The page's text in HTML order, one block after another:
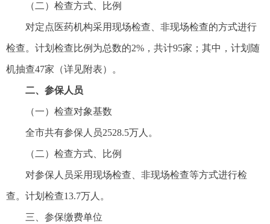
（二）检查方式、比例
对定点医药机构采用现场检查、非现场检查的方式进行
检查。计划检查比例为总数的2%，共计95家；其中，计划随
机抽查47家（详见附表）。
二、参保人员
（一）检查对象基数
全市共有参保人员2528.5万人。
（二）检查方式、比例
对参保人员采用现场检查、非现场检查等方式进行检
查。计划检查13.7万人。
三、参保缴费单位